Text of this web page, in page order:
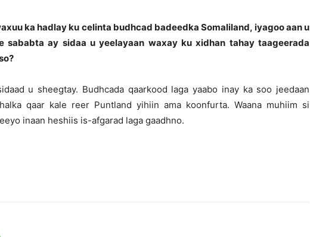
ka hadlay ku celinta budhcad badeedka Somaliland, iyagoo aan u
sababta ay sidaa u yeelayaan waxay ku xidhan tahay taageerada
u sheegtay. Budhcada qaarkood laga yaabo inay ka soo jeedaan
qaar kale reer Puntland yihiin ama koonfurta. Waana muhiim si
inaan heshiis is-afgarad laga gaadhno.